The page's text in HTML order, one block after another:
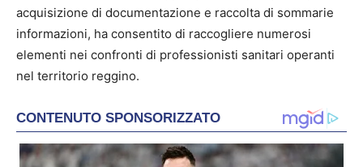
acquisizione di documentazione e raccolta di sommarie
informazioni, ha consentito di raccogliere numerosi
elementi nei confronti di professionisti sanitari operanti
nel territorio reggino.